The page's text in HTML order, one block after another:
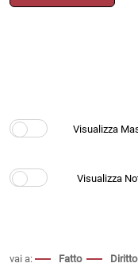
vai a: Fatto Diritto